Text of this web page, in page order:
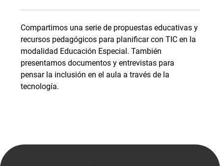
Compartimos una serie de propuestas educativas y
recursos pedagógicos para planificar con TIC en la
modalidad Educación Especial. También
presentamos documentos y entrevistas para
pensar la inclusión en el aula a través de la
tecnología.